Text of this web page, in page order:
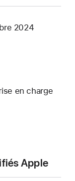
2024
en charge
Apple